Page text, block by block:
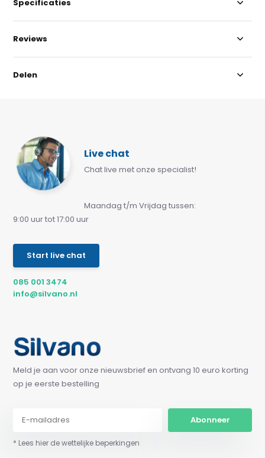
Specificaties
Reviews
Delen
Live chat
Chat live met onze specialist!
Maandag t/m Vrijdag tussen:
9:00 uur tot 17:00 uur
Start live chat
085 001 3474
info@silvano.nl
Meld je aan voor onze nieuwsbrief en ontvang 10 euro korting
op je eerste bestelling
Abonneer
* Lees hier de wettelijke beperkingen